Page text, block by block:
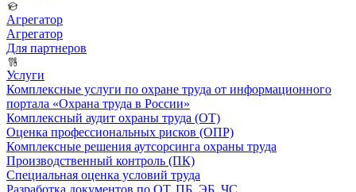
Агрегатор
Агрегатор
Для партнеров
Услуги
Комплексные услуги по охране труда от информационного
портала «Охрана труда в России»
Комплексный аудит охраны труда (ОТ)
Оценка профессиональных рисков (ОПР)
Комплексные решения аутсорсинга охраны труда
Производственный контроль (ПК)
Специальная оценка условий труда
Разработка документов по ОТ, ПБ, ЭБ, ЧС